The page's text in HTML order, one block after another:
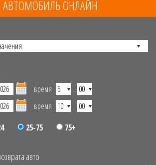
АВТОМОБИЛЬ ОНЛАЙН
время
:
время
:
25-75 75+
авто